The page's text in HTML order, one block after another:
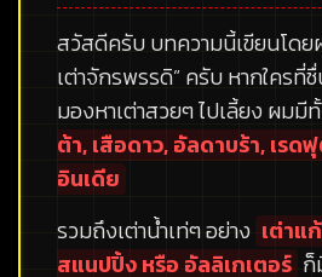
สวัสดีครับ บทความนี้เขียนโดย
เต่าจักรพรรดิ”ครับ หากใครที่
มองหาเต่าสวยๆ ไปเลี้ยง ผมมี
ต้า, เสือดาว, อัลดาบร้า, เรด
อินเดีย
รวมถึงเต่าน้ำเท่ๆ อย่าง เต่าแ
สแนปปิ้ง หรือ อัลลิเกเตอร์ ก็